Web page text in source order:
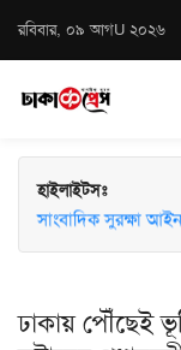
রবিবার, ০৯ আগU ২০২৬
হাইলাইটসঃ
সাংবাদিক সুরক্ষা
ঢাকায় পৌঁছেই